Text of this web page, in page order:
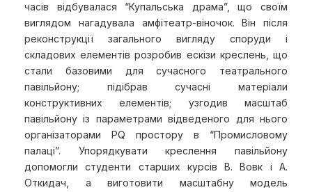
часів відбувалася “Купальська драма”, що своїм
виглядом нагадувала амфітеатр-віночок. Він після
реконструкції загального вигляду споруди і
складових елементів розробив ескізи креслень, що
стали базовими для сучасного театрального
павільйону; підібрав сучасні матеріали
конструктивних елементів; узгодив масштаб
павільйону із параметрами відведеного для нього
організаторами PQ простору в “Промисловому
палаці”. Упорядкувати креслення павільйону
допомогли студенти старших курсів В. Вовк і А.
Откидач, а виготовити масштабну модель